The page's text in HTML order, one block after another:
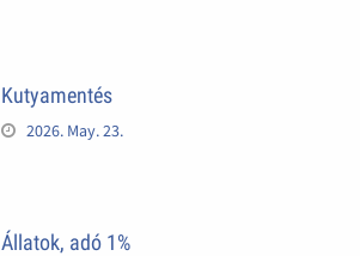
Kutyamentés
2026. May. 23.
Állatok, adó 1%